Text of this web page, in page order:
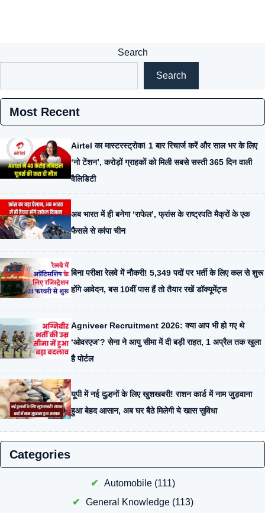
Search
Search
Most Recent
Airtel का मास्टरस्ट्रोक! 1 बार रिचार्ज करें और साल भर के लिए
‘नो टेंशन’, करोड़ों ग्राहकों को मिली सबसे सस्ती 365 दिन वाली
वैलिडिटी
अब भारत में ही बनेगा ‘राफेल’, फ्रांस के राष्ट्रपति मैक्रों के एक
फैसले से कांपा चीन
बिना परीक्षा रेलवे में नौकरी! 5,349 पदों पर भर्ती के लिए कल से शुरू
होंगे आवेदन, बस 10वीं पास हैं तो तैयार रखें डॉक्यूमेंट्स
Agniveer Recruitment 2026: क्या आप भी हो गए थे
‘ओवरएज’? सेना ने आयु सीमा में दी बड़ी राहत, 1 अप्रैल तक खुला
है पोर्टल
यूपी में नई दुल्हनों के लिए खुशखबरी! राशन कार्ड में नाम जुड़वाना
हुआ बेहद आसान, अब घर बैठे मिलेगी ये खास सुविधा
Categories
Automobile (111)
General Knowledge (113)